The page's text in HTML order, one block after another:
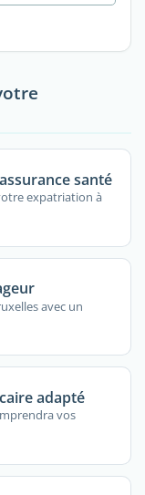
santé
expatriation à
avec un
adapté
vos